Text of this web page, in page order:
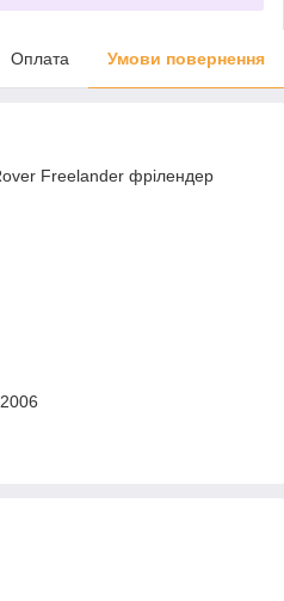
Оплата Умови повернення
Freelander фрілендер